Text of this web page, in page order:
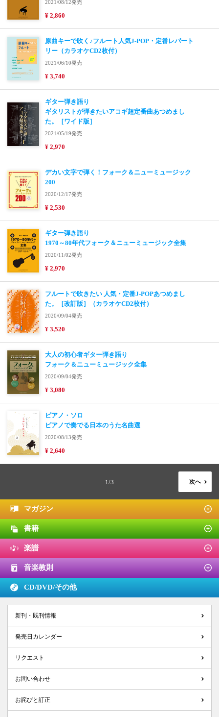
2021/08/12発売
¥ 2,860
原曲キーで吹く♪フルート人気J-POP・定番レパート
リー（カラオケCD2枚付）
2021/06/10発売
¥ 3,740
ギター弾き語り
ギタリストが弾きたいアコギ超定番曲あつめまし
た。［ワイド版］
2021/05/19発売
¥ 2,970
デカい文字で弾く！フォーク＆ニューミュージック
200
2020/12/17発売
¥ 2,530
ギター弾き語り
1970～80年代フォーク＆ニューミュージック全集
2020/11/02発売
¥ 2,970
フルートで吹きたい 人気・定番J-POPあつめまし
た。［改訂版］（カラオケCD2枚付）
2020/09/04発売
¥ 3,520
大人の初心者ギター弾き語り
フォーク＆ニューミュージック全集
2020/09/04発売
¥ 3,080
ピアノ・ソロ
ピアノで奏でる日本のうた名曲選
2020/08/13発売
¥ 2,640
1/3 次へ
マガジン
書籍
楽譜
音楽教則
CD/DVD/その他
新刊・既刊情報
発売日カレンダー
リクエスト
お問い合わせ
お詫びと訂正